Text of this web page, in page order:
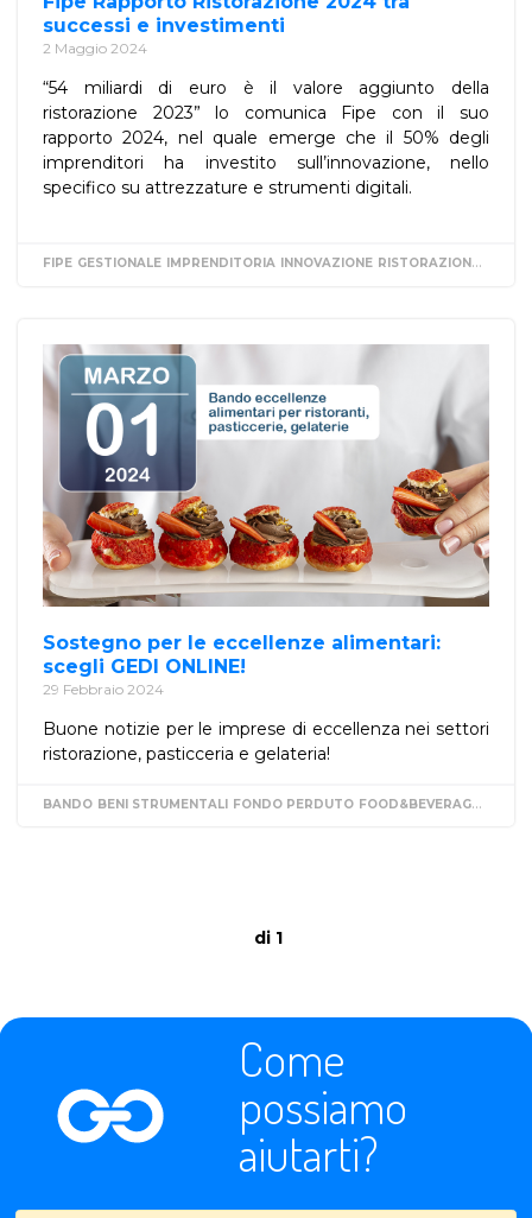
successi e investimenti
2 Maggio 2024
“54 miliardi di euro è il valore aggiunto della
ristorazione 2023” lo comunica Fipe con il suo
rapporto 2024, nel quale emerge che il 50% degli
imprenditori ha investito sull’innovazione, nello
specifico su attrezzature e strumenti digitali.
FIPE GESTIONALE IMPRENDITORIA INNOVAZIONE RISTORAZIONE
Sostegno per le eccellenze alimentari:
scegli GEDI ONLINE!
29 Febbraio 2024
Buone notizie per le imprese di eccellenza nei settori
ristorazione, pasticceria e gelateria!
BANDO BENI STRUMENTALI FONDO PERDUTO FOOD&BEVERAGE
di 1
Come
possiamo
aiutarti?